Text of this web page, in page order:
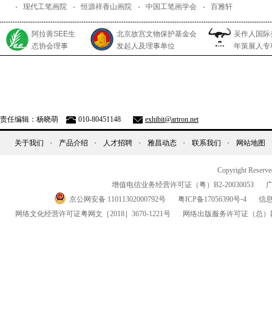
现代工笔画院
恒源祥香山画院 中国工笔画学会 百雅轩
阿拉善SEE生
态协会理事
北京故宫文物保护基金会
发起人及理事单位
吴作人国
年策展人专
责任编辑：杨晓萌 010-80451148 exhibit@artron.net
关于我们 产品介绍 人才招聘 雅昌动态 联系我们 网站地图
Copyright
增值电信业务经营许可证（粤） B2-20030053
京公网安备 11011302000792号
粤ICP备17056390号-4
信
网络文化经营许可证粤网文 ［2018］3670-1221号 网络出版服务许可证 （总